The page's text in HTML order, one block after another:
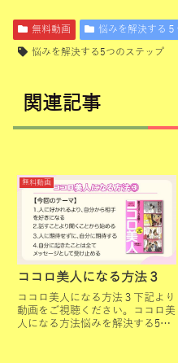
無料動画
悩みを解決する
悩みを解決する5つのステップ
関連記事
無料動画
ココロ美人になる方法３
ココロ美人になる方法３下記より
動画をご視聴ください。ココロ美
人になる方法悩みを解決する5つ